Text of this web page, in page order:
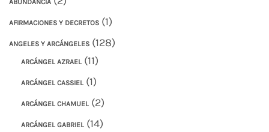
ABUNDANCIA
AFIRMACIONES Y DECRETOS (1)
ANGELES Y ARCÁNGELES (128)
ARCÁNGEL AZRAEL (11)
ARCÁNGEL CASSIEL (1)
ARCÁNGEL CHAMUEL (2)
ARCÁNGEL GABRIEL (14)